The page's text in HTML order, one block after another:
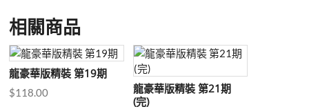
9
期
數
量
相關商品
龍豪華版精裝 第19期
$118.00
龍豪華版精裝 第21期
(完)